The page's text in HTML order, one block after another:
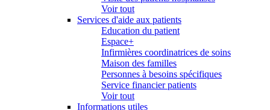
Voir tout
Services d'aide aux patients
Education du patient
Espace+
Infirmières coordinatrices de soins
Maison des familles
Personnes à besoins spécifiques
Service financier patients
Voir tout
Informations utiles